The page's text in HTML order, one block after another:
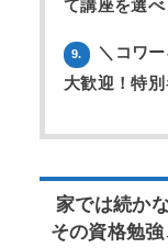
て講座を選べ
9.
＼コワ
大歓迎！特
家では続か
その資格勉